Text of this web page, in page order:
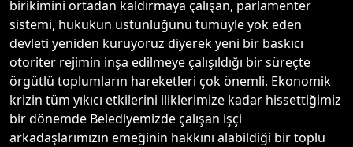
birikimini ortadan kaldırmaya çalışan, parlamenter
sistemi, hukukun üstünlüğünü tümüyle yok eden
devleti yeniden kuruyoruz diyerek yeni bir baskıcı
otoriter rejimin inşa edilmeye çalışıldığı bir süreçte
örgütlü toplumların hareketleri çok önemli. Ekonomik
krizin tüm yıkıcı etkilerini iliklerimize kadar hissettiğimiz
bir dönemde Belediyemizde çalışan işçi
arkadaşlarımızın emeğinin hakkını alabildiği bir toplu